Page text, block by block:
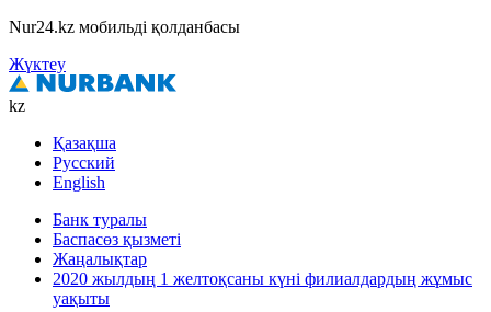
Nur24.kz мобильді қолданбасы
Жүктеу
kz
Қазақша
Русский
English
Банк туралы
Баспасөз қызметі
Жаңалықтар
2020 жылдың 1 желтоқсаны күні филиалдардың жұмыс
уақыты